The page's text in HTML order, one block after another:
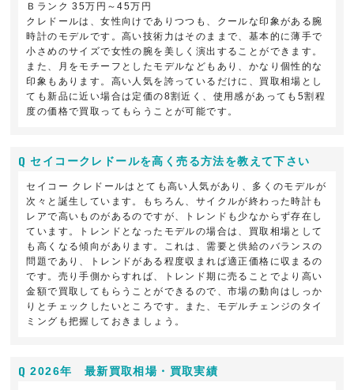
Ｂランク 35万円～45万円
クレドールは、女性向けでありつつも、クールな印象がある腕
時計のモデルです。高い技術力はそのままで、基本的に薄手で
小さめのサイズで女性の腕を美しく演出することができます。
また、月をモチーフとしたモデルなどもあり、かなり個性的な
印象もあります。高い人気を誇っているだけに、買取相場とし
ても新品に近い場合は定価の8割近く、使用感があっても5割程
度の価格で買取ってもらうことが可能です。
セイコークレドールを高く売る方法を教えて下さい
セイコー クレドールはとても高い人気があり、多くのモデルが
次々と誕生しています。もちろん、サイクルが終わった時計も
レアで高いものがあるのですが、トレンドも少なからず存在し
ています。トレンドとなったモデルの場合は、買取相場として
も高くなる傾向があります。これは、需要と供給のバランスの
問題であり、トレンドがある程度収まれば適正価格に収まるの
です。売り手側からすれば、トレンド期に売ることでより高い
金額で買取してもらうことができるので、市場の動向はしっか
りとチェックしたいところです。また、モデルチェンジのタイ
ミングも把握しておきましょう。
2026年 最新買取相場・買取実績